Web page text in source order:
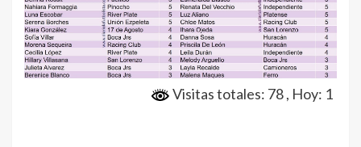
Visitas totales: 78, Hoy: 1